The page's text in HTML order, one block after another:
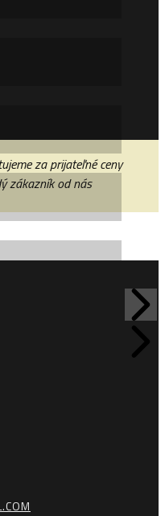
za prijateľné ceny
zákazník od nás